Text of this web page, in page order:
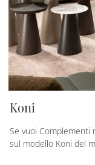
Koni
Se vuoi Complementi
sul modello Koni del